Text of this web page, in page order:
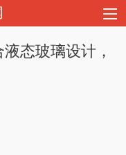
态玻璃设计，